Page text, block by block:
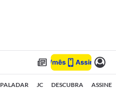
PALADAR JC DESCUBRA ASSINE